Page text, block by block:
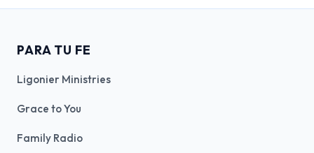
PARA TU FE
Ligonier Ministries
Grace to You
Family Radio